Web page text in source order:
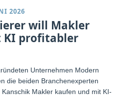
2026
will Makler
KI profitabler
Unternehmen Modern
die beiden Branchenexperten
Makler kaufen und mit KI-